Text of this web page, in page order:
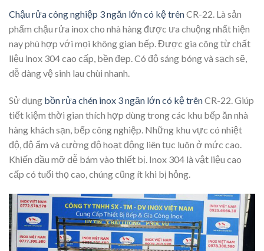
Chậu rửa công nghiệp 3 ngăn lớn có kệ trênCR-22. Là sản
phẩm chậu rửa inox cho nhà hàng được ưa chuộng nhất hiện
nay phù hợp với mọi không gian bếp. Được gia công từ chất
liệu inox 304 cao cấp, bền đẹp. Có độ sáng bóng và sạch sẽ,
dễ dàng vệ sinh lau chùi nhanh.
Sử dụng bồn rửa chén inox 3 ngăn lớn có kệ trênCR-22. Giúp
tiết kiệm thời gian thích hợp dùng trong các khu bếp ăn nhà
hàng khách sạn, bếp công nghiệp. Những khu vực có nhiệt
độ, độ ẩm và cường độ hoạt động liên tục luôn ở mức cao.
Khiến dầu mỡ dễ bám vào thiết bị. Inox 304 là vật liệu cao
cấp có tuổi thọ cao, chúng cũng ít khi bị hỏng.